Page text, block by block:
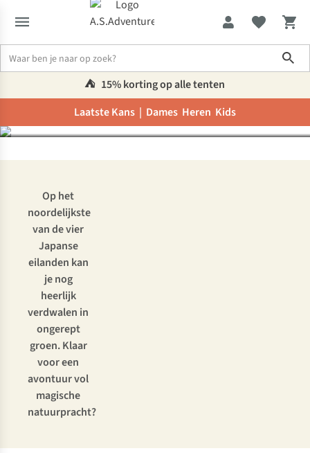
⛺️ 15% korting op alle tenten
Laatste Kans | Dames Heren Kids
Camperreis door
Hokkaido in Japan
Op het
noordelijkste
van de vier
Japanse
eilanden kan
je nog
heerlijk
verdwalen in
ongerept
groen. Klaar
voor een
avontuur vol
magische
natuurpracht?